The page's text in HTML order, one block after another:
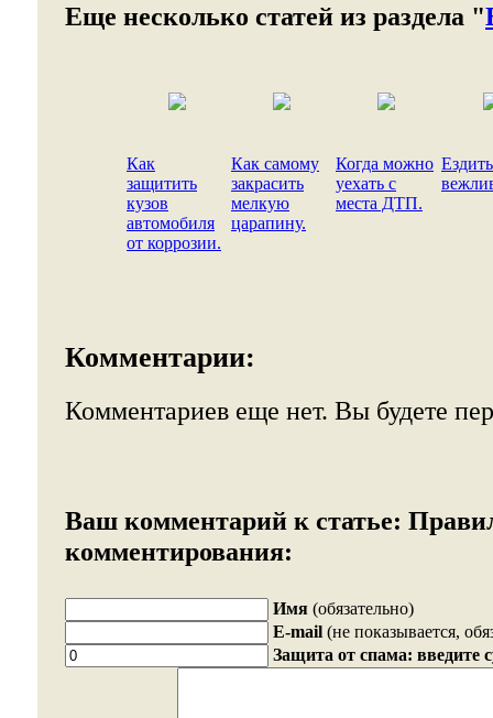
Еще несколько статей из раздела "
Как
защитить
кузов
автомобиля
от коррозии.
Как самому
закрасить
мелкую
царапину.
Когда можно
уехать с
места ДТП.
Комментарии:
Комментариев еще нет. Вы будете
Ваш комментарий к статье:
комментирования:
Имя (обязательно)
E-mail (не показывается,
Защита от спама: введите